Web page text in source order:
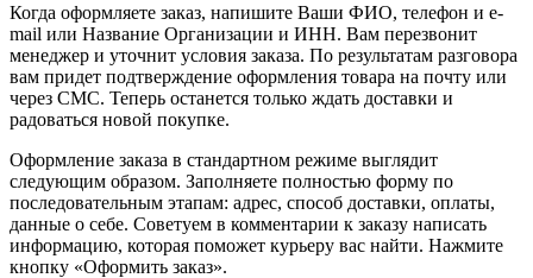
Когда оформляете заказ, напишите Ваши ФИО, телефон и e-
mail или Название Организации и ИНН. Вам перезвонит
менеджер и уточнит условия заказа. По результатам разговора
вам придет подтверждение оформления товара на почту или
через СМС. Теперь останется только ждать доставки и
радоваться новой покупке.
Оформление заказа в стандартном режиме выглядит
следующим образом. Заполняете полностью форму по
последовательным этапам: адрес, способ доставки, оплаты,
данные о себе. Советуем в комментарии к заказу написать
информацию, которая поможет курьеру вас найти. Нажмите
кнопку «Оформить заказ».